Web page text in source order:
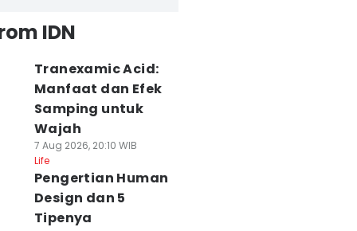
IDN
Tranexamic Acid:
Manfaat dan Efek
Samping untuk
Wajah
7 Aug 2026, 20:10 WIB
Life
Pengertian Human
Design dan 5
Tipenya